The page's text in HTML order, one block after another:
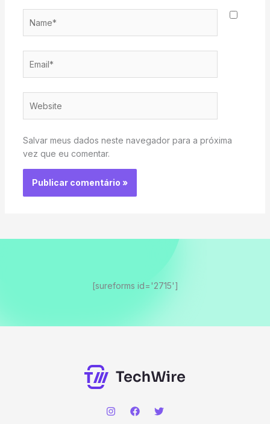
Salvar meus dados neste navegador para a próxima
vez que eu comentar.
[sureforms id='2715']